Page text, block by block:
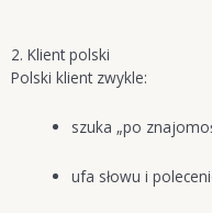
2. Klient polski
Polski klient zwykle:
szuka „po
ufa słowu i